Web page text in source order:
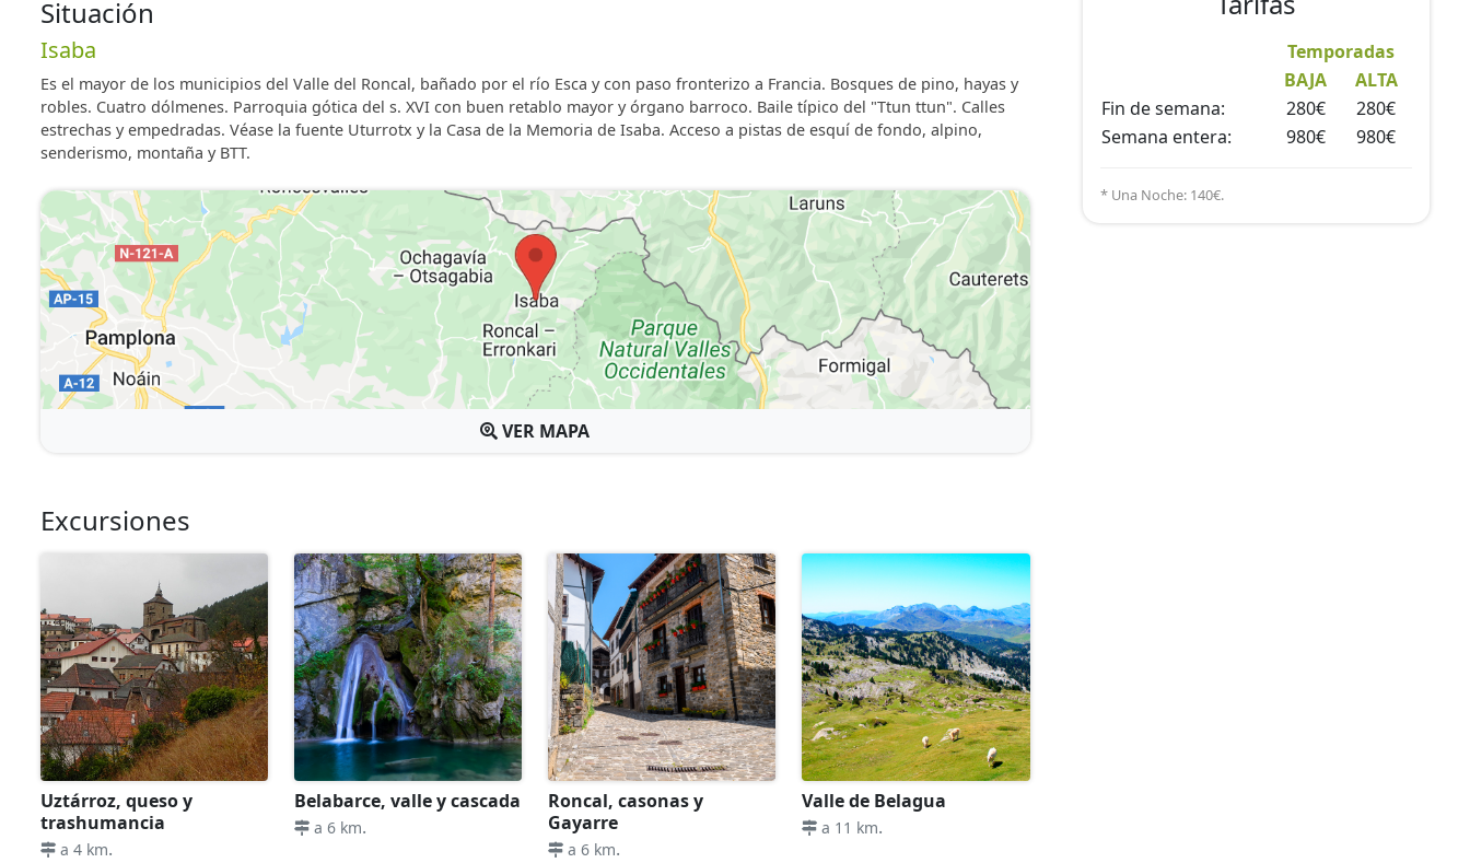
Situación
Isaba
Es el mayor de los municipios del Valle del Roncal, bañado por el río Esca y con paso fronterizo a Francia. Bosques de pino, hayas y
robles. Cuatro dólmenes. Parroquia gótica del s. XVI con buen retablo mayor y órgano barroco. Baile típico del "Ttun ttun". Calles
estrechas y empedradas. Véase la fuente Uturrotx y la Casa de la Memoria de Isaba. Acceso a pistas de esquí de fondo, alpino,
senderismo, montaña y BTT.
VER MAPA
Excursiones
Uztárroz, queso y
trashumancia
a 4 km.
Belabarce, valle y cascada
a 6 km.
Roncal, casonas y
Gayarre
a 6 km.
Valle de Belagua
a 11 km.
Temporadas
BAJA
ALTA
Fin de semana:
280€
280€
Semana entera:
980€ 980€
* Una Noche: 140€.